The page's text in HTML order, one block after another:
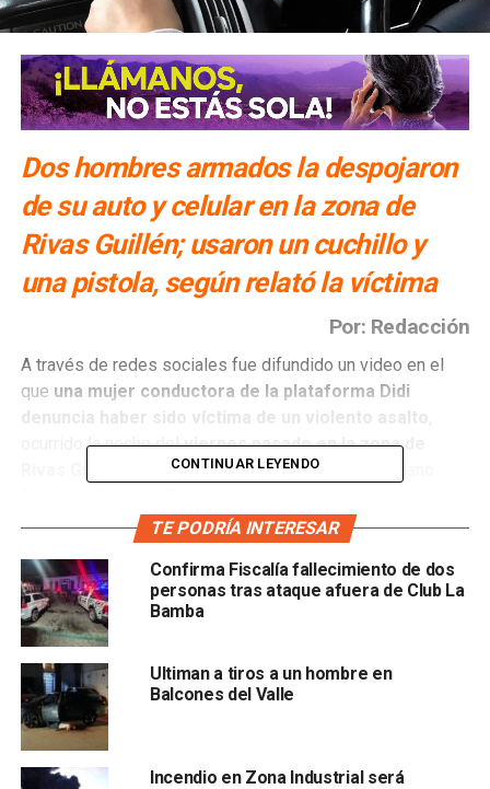
Dos hombres armados la despojaron
de su auto y celular en la zona de
Rivas Guillén; usaron un cuchillo y
una pistola, según relató la víctima
Por: Redacción
A través de redes sociales fue difundido un video en el
que una mujer conductora de la plataforma Didi
denuncia haber sido víctima de un violento asalto
ocurrido la noche delviernes pasado en la zona de
, en el municipio de Soledad de Graciano
Según el testimonio de la afectada,dos sujetos armados
con una pistola y un cuchillo la obligaron a trasladarse
hasta los deportivos de San Pedro, donde finalmentele
robaron su vehículo y su teléfono celular.
Una persona que pasaba por el lugar auxilió a la víctima y
la ayudó a llegar a su domicilio, desde donde
contactar a sus familiares.
CONTINUAR LEYENDO
TE PODRÍA INTERESAR
Confirma Fiscalía fallecimiento de dos
personas tras ataque afuera de Club La
Bamba
Ultiman a tiros a un hombre en
Balcones del Valle
Incendio en Zona Industrial será